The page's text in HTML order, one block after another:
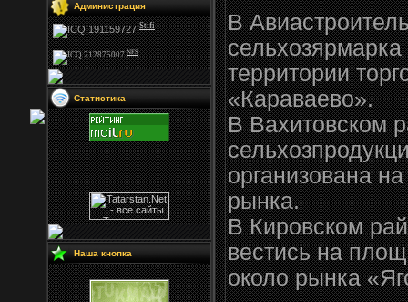
Администрация
Stifi
NFS
Статистика
Наша кнопка
В
сельхозярмарка
территории
«Караваево».
В Вахитовском
организована
рынка.
В Кировском
вестись на
около рынка